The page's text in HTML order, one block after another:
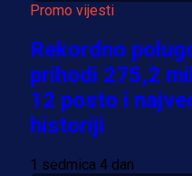
Promo vijesti
Rekordno
prihodi 275,2
12 posto i
historiji
1 sedmica 4 dan